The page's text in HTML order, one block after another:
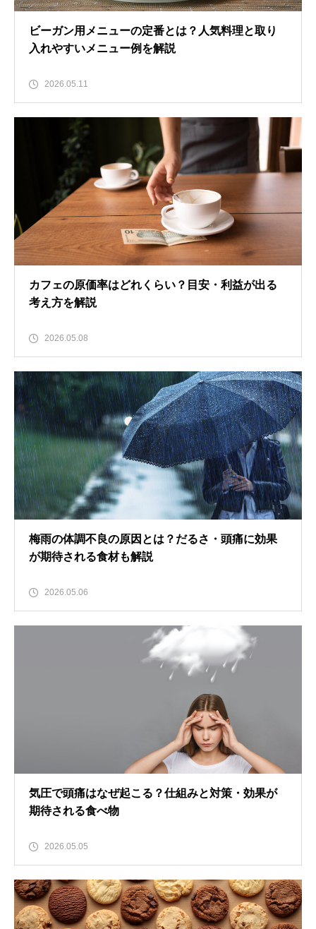
ビーガン用メニューの定番とは？人気料理と取り
入れやすいメニュー例を解説
2026.05.11
カフェの原価率はどれくらい？目安・利益が出る
考え方を解説
2026.05.08
梅雨の体調不良の原因とは？だるさ・頭痛に効果
が期待される食材も解説
2026.05.06
気圧で頭痛はなぜ起こる？仕組みと対策・効果が
期待される食べ物
2026.05.05